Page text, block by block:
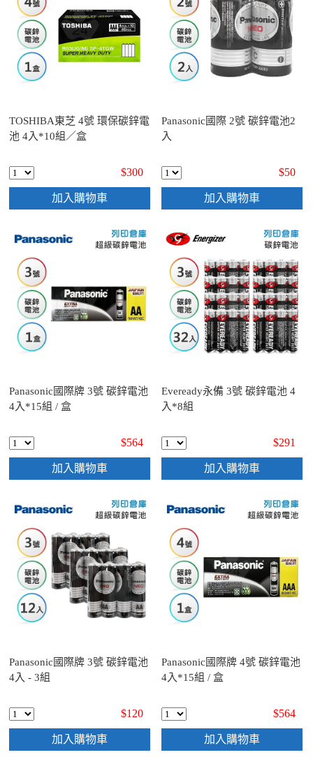
TOSHIBA東芝 4號 環保碳鋅電
池 4入*10組／盒
$300
加入購物車
Panasonic國際 2號 碳鋅電池2
入
$50
加入購物車
Panasonic國際牌 3號 碳鋅電池
4入*15組 / 盒
$564
加入購物車
Eveready永備 3號 碳鋅電池 4
入*8組
$291
加入購物車
Panasonic國際牌 3號 碳鋅電池
4入 - 3組
$120
加入購物車
Panasonic國際牌 4號 碳鋅電池
4入*15組 / 盒
$564
加入購物車